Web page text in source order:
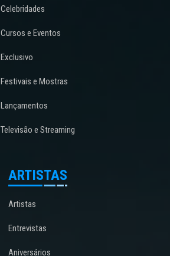
Celebridades
Cursos e Eventos
Exclusivo
Festivais e Mostras
Lançamentos
Televisão e Streaming
ARTISTAS
Artistas
Entrevistas
Aniversários